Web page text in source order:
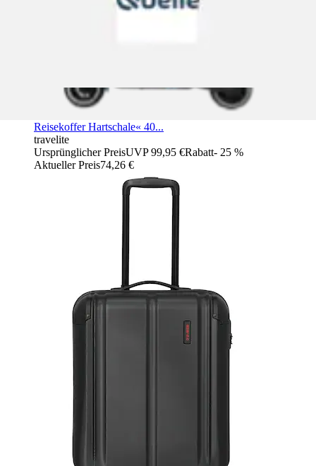
Farben
Hartschalen-Trolley »OTTO x travelite CITY Limited Edition
Reisekoffer Hartschale« 40...
travelite
Ursprünglicher PreisUVP 99,95 €Rabatt- 25 %
Aktueller Preis74,26 €